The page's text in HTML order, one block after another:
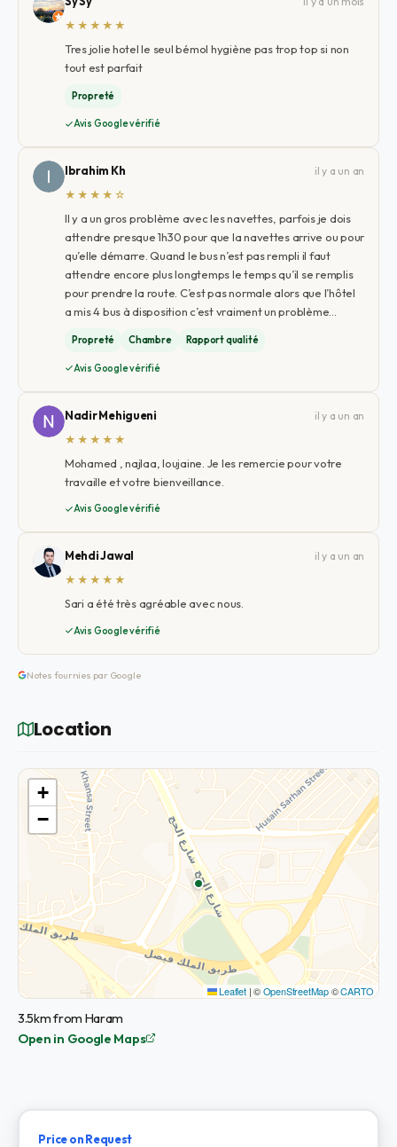
★★★★★
Tres jolie hotel le seul bémol hygiène pas trop top si non
tout est parfait
Propreté
Avis Google vérifié
Ibrahim Kh
il y a un an
★★★★☆
Il y a un gros problème avec les navettes, parfois je dois
attendre presque 1h30 pour que la navettes arrive ou pour
qu’elle démarre. Quand le bus n’est pas rempli il faut
attendre encore plus longtemps le temps qu’il se remplis
pour prendre la route. C’est pas normale alors que l’hôtel
a mis 4 bus à disposition c’est vraiment un problème…
Propreté Chambre Rapport qualité
Avis Google vérifié
Nadir Mehigueni
il y a un an
★★★★★
Mohamed , najlaa, loujaine. Je les remercie pour votre
travaille et votre bienveillance.
Avis Google vérifié
Mehdi Jawal
il y a un an
★★★★★
Sari a été très agréable avec nous.
Avis Google vérifié
Notes fournies par Google
Location
+
−
Leaflet |©OpenStreetMap©CARTO
3.5km from Haram
Open in Google Maps
Price on Request